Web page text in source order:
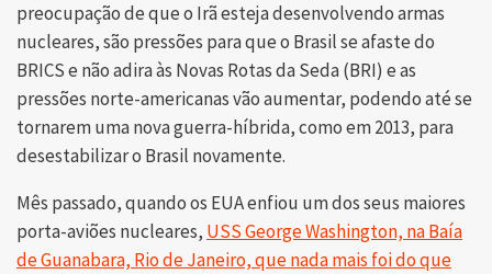
preocupação de que o Irã esteja desenvolvendo armas
nucleares, são pressões para que o Brasil se afaste do
BRICS e não adira às Novas Rotas da Seda (BRI) e as
pressões norte-americanas vão aumentar, podendo até se
tornarem uma nova guerra-híbrida, como em 2013, para
desestabilizar o Brasil novamente.
Mês passado, quando os EUA enfiou um dos seus maiores
porta-aviões nucleares, USS George Washington, na Baía
de Guanabara, Rio de Janeiro, que nada mais foi do que